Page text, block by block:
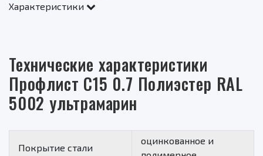
Характеристики
Технические характеристики
Профлист С15 0.7 Полиэстер RAL
5002 ультрамарин
Покрытие стали
оцинкованное и